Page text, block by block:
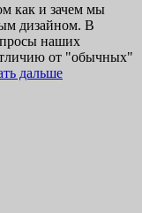
как и зачем мы
дизайном. В
наших
от "обычных"
дальше